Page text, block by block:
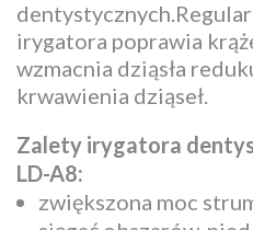
irygatora poprawia
wzmacnia dziąsła
krwawienia dziąseł.
Zalety irygatora
LD-A8:
zwiększona moc